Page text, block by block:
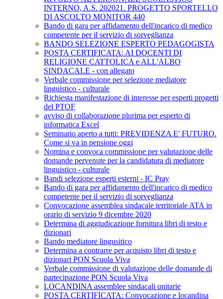
INTERNO, A.S. 202021. PROGETTO SPORTELLO
DI ASCOLTO MONITOR 440
Bando di gara per affidamento dell'incarico di medico
competente per il servizio di sorveglianza
BANDO SELEZIONE ESPERTO PEDAGOGISTA
POSTA CERTIFICATA: AI DOCENTI DI
RELIGIONE CATTOLICA e ALL'ALBO
SINDACALE - con allegato
Verbale commissione per selezione mediatore
linguistico - culturale
Richiesta manifestazione di interesse per esperti progetti
del PTOF
avviso di collaborazione plurima per esperto di
informatica Excel
Seminario aperto a tutti: PREVIDENZA E' FUTURO.
Come si va in pensione oggi
Nomina e convoca commissione per valutazione delle
domande pervenute per la candidatura di mediatore
linguistico - culturale
Bandi selezione esperti esterni - IC Pray
Bando di gara per affidamento dell'incarico di medico
competente per il servizio di sorveglianza
Convocazione assemblea sindacale territoriale ATA in
orario di servizio 9 dicembre 2020
Determina di aggiudicazione fornitura libri di testo e
dizionari
Bando mediatore lingusitico
Determina a contrarre per acquisto libri di testo e
dizionari PON Scuola Viva
Verbale commissione di valutazione delle domande di
partecipazione PON Scuola Viva
LOCANDINA assemblee sindacali unitarie
POSTA CERTIFICATA: Convocazione e locandina